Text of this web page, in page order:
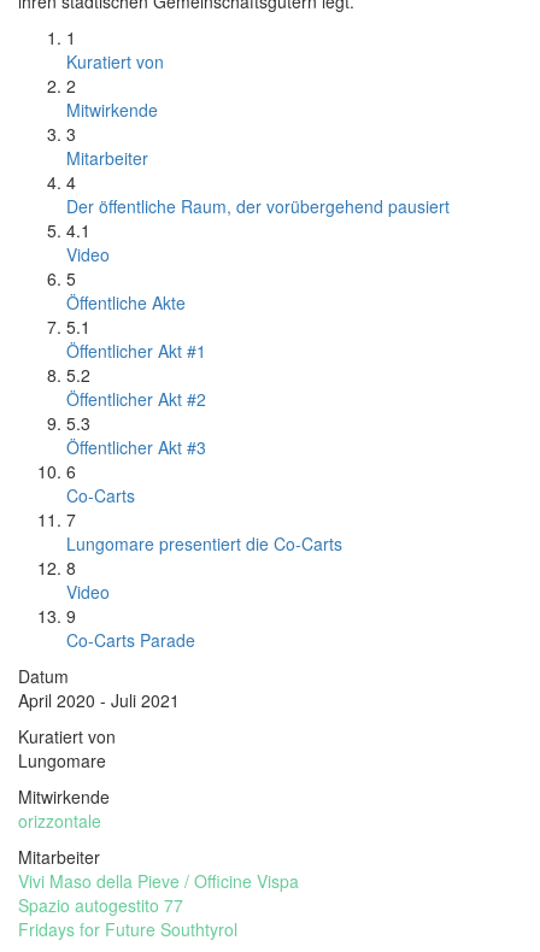
1
Kuratiert von
2
Mitwirkende
3
Mitarbeiter
4
Der öffentliche Raum, der vorübergehend pausiert
4.1
Video
5
Öffentliche Akte
5.1
Öffentlicher Akt #1
5.2
Öffentlicher Akt #2
5.3
Öffentlicher Akt #3
6
Co-Carts
7
Lungomare presentiert die Co-Carts
8
Video
9
Co-Carts Parade
Datum
April 2020 - Juli 2021
Kuratiert von
Lungomare
Mitwirkende
orizzontale
Mitarbeiter
Vivi Maso della Pieve / Officine Vispa
Spazio autogestito 77
Fridays for Future Southtyrol